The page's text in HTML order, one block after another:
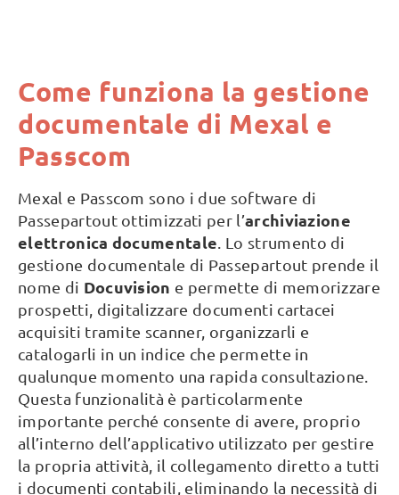
Come funziona la gestione
documentale di Mexal e
Passcom
Mexal e Passcom sono i due software di
Passepartout ottimizzati per l’archiviazione
elettronica documentale . Lo strumento di
gestione documentale di Passepartout prende il
nome di Docuvision e permette di memorizzare
prospetti, digitalizzare documenti cartacei
acquisiti tramite scanner, organizzarli e
catalogarli in un indice che permette in
qualunque momento una rapida consultazione.
Questa funzionalità è particolarmente
importante perché consente di avere, proprio
all’interno dell’applicativo utilizzato per gestire
la propria attività, il collegamento diretto a tutti
i documenti contabili, eliminando la necessità di